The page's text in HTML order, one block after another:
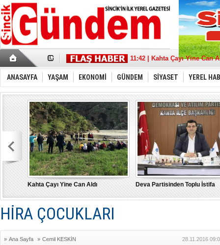
17:36 | Sincik Doğalgaza
11:42 | Kahta Çayı Yine Can
18:21 | Deva Partisinden
13:39 | Sait Aybak'a Büyük
21:11 | “Türkiye İçin” tüm
22:53 | MHP Adıyaman
17:43 | Depremde hasar
10:17 | Burak Gelir’’
15:21 | "Bu Yanlıştan Biran
ANASAYFA YAŞAM EKONOMİ GÜNDEM SİYASET YEREL
Kahta Çayı Yine Can Aldı Deva Partisinden Toplu İstifa
HİRA ÇOCUKLARI
» Ana Sayfa » Cemil KESKİN 28.11.2016